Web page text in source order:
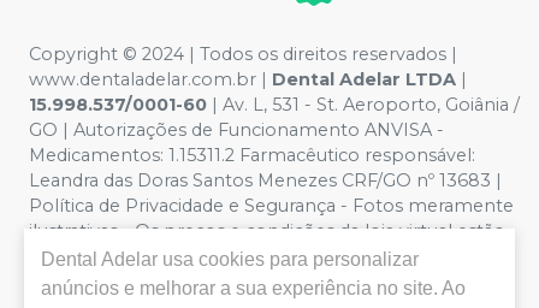
Copyright © 2024 | Todos os direitos reservados |
www.dentaladelar.com.br | Dental Adelar LTDA |
15.998.537/0001-60 | Av. L, 531 - St. Aeroporto, Goiânia /
GO | Autorizações de Funcionamento ANVISA -
Medicamentos: 1.15311.2 Farmacêutico responsável:
Leandra das Doras Santos Menezes CRF/GO nº 13683 |
Política de Privacidade e Segurança - Fotos meramente
ilustrativas - Os preços e condições da loja virtual estão
sujeitos a alterações. Em caso de divergência de preços
no site, o valor válido é o do Carrinho de Compra. Não
Dental Adelar usa cookies para personalizar
anúncios e melhorar a sua experiência no site. Ao